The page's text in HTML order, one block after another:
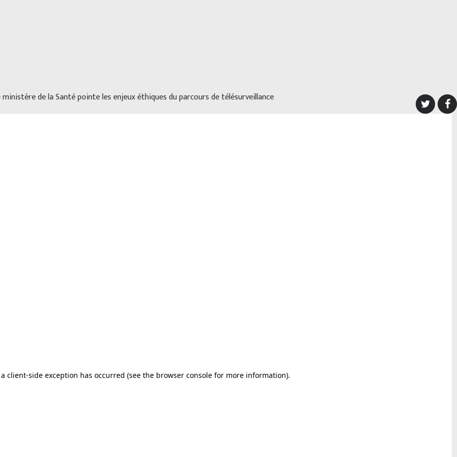
ministère de la Santé pointe les enjeux éthiques du parcours de télésurveillance